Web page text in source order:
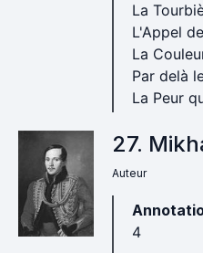
La
L'Appel
La
Par delà
La Peur
27.
Auteur
4